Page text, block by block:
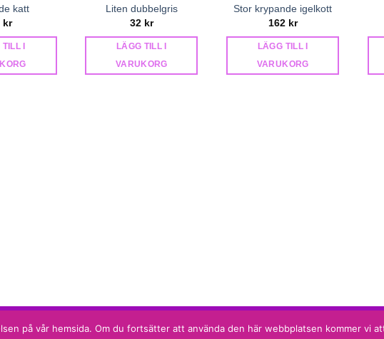
katt
kr
I
Liten dubbelgris
32 kr
LÄGG TILL I
VARUKORG
Stor krypande igelkott
162 kr
LÄGG TILL I
VARUKORG
Sidan producerad
på vår hemsida. Om du fortsätter att använda den här webbplatsen kommer vi